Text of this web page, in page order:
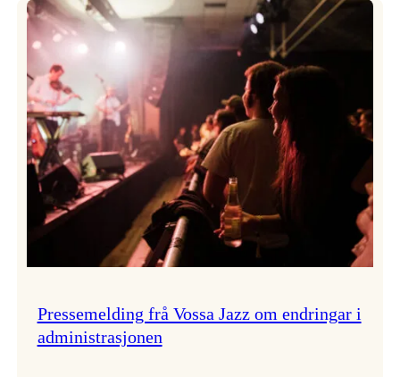
Jazz
søkjer
Pressemelding frå Vossa Jazz om endringar i
administrasjonen